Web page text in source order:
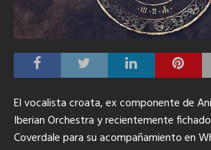
El vocalista croata, ex componente de
Iberian Orchestra y recientemente
Coverdale para su acompañamiento en